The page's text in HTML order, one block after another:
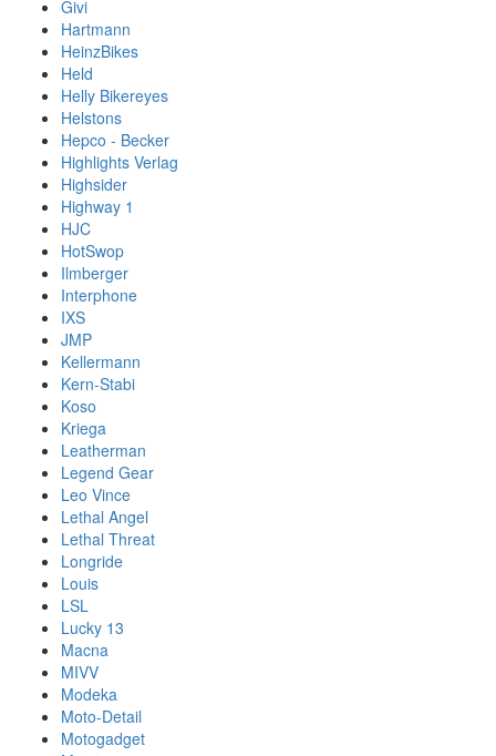
Givi
Hartmann
HeinzBikes
Held
Helly Bikereyes
Helstons
Hepco - Becker
Highlights Verlag
Highsider
Highway 1
HJC
HotSwop
Ilmberger
Interphone
IXS
JMP
Kellermann
Kern-Stabi
Koso
Kriega
Leatherman
Legend Gear
Leo Vince
Lethal Angel
Lethal Threat
Longride
Louis
LSL
Lucky 13
Macna
MIVV
Modeka
Moto-Detail
Motogadget